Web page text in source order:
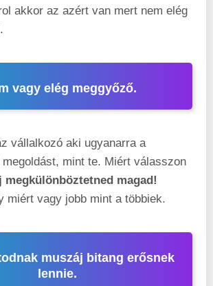
akkor az azért van mert nem elég
vagy elég meggyőző.
vállalkozó aki ugyanarra a
megoldást, mint te. Miért válasszon
megkülönböztetned magad!
miért vagy jobb mint a többiek.
muszáj bitang erősnek
lennie.